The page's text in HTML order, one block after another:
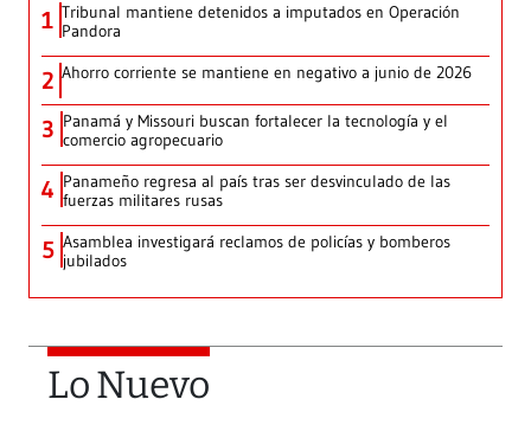
1 Tribunal mantiene detenidos a imputados en Operación
Pandora
2 Ahorro corriente se mantiene en negativo a junio de 2026
3 Panamá y Missouri buscan fortalecer la tecnología y el
comercio agropecuario
4 Panameño regresa al país tras ser desvinculado de las
fuerzas militares rusas
5 Asamblea investigará reclamos de policías y bomberos
jubilados
Lo Nuevo